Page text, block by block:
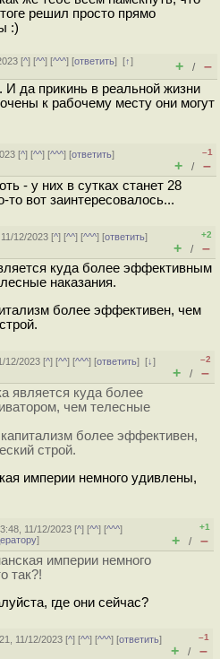
решил просто прямо
:)
[^] [^^] [^^^] [ответить][↑]
+ / –
да прикинь в реальной жизни
к рабочему месту они могут
[^] [^^] [^^^] [ответить]
–1
+ / –
- у них в сутках станет 28
то вот заинтересовалось...
12/2023 [^] [^^] [^^^] [ответить]
+2
+ / –
куда более эффективным
наказания.
более эффективен, чем
12/2023 [^] [^^] [^^^] [ответить][↓]
–2
+ / –
является куда более
чем телесные
более эффективен,
строй.
империи немного удивлены,
11/12/2023 [^] [^^] [^^^]
]
+1
+ / –
империи немного
так?!
где они сейчас?
11/12/2023 [^] [^^] [^^^] [ответить]
–1
+ / –